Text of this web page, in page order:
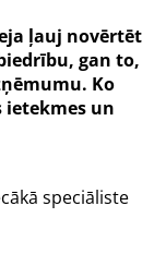
ļauj novērtēt
gan to,
Ko
ietekmes un
speciāliste